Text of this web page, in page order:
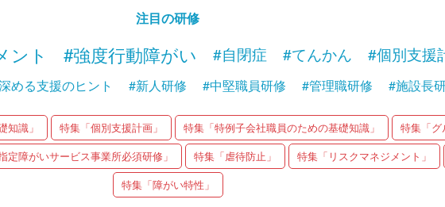
注目の研修
ント #強度行動障がい #自閉症 #てんかん
#個別支援
める支援のヒント #新人研修 #中堅職員研修 #管理職研修 #施設長
知識」 特集「個別支援計画」 特集「特例子会社職員のための基礎知識」
特集「グ
定障がいサービス事業所必須研修」 特集「虐待防止」 特集「リスクマネジメント」
特集「障がい特性」